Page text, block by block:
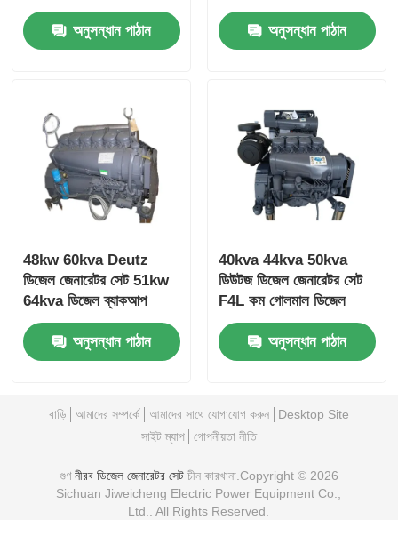
587.5kva Marine
Genset Diesel
অনুসন্ধান পাঠান
জেনারেটর
অনুসন্ধান পাঠান
48kw 60kva Deutz
ডিজেল জেনারেটর সেট 51kw
64kva ডিজেল ব্যাকআপ
জেনারেটর সেট
অনুসন্ধান পাঠান
40kva 44kva 50kva
ডিউটজ ডিজেল জেনারেটর সেট
F4L কম গোলমাল ডিজেল
জেনারেটর
অনুসন্ধান পাঠান
বাড়ি আমাদের সম্পর্কে আমাদের সাথে যোগাযোগ করুন
Desktop Site
সাইট ম্যাপ
গোপনীয়তা নীতি
গুণনীরব ডিজেল জেনারেটর সেটচীন কারখানা.Copyright © 2026
Sichuan Jiweicheng Electric Power Equipment Co.,
Ltd.. All Rights Reserved.